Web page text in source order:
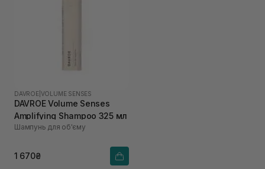
DAVROE VOLUME SENSES
DAVROE Volume Senses
Amplifying Shampoo 325 мл
Шампунь для об'єму
1 670₴